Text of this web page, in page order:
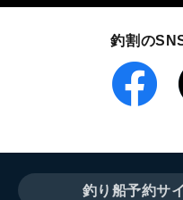
釣割の
釣り船予約サ